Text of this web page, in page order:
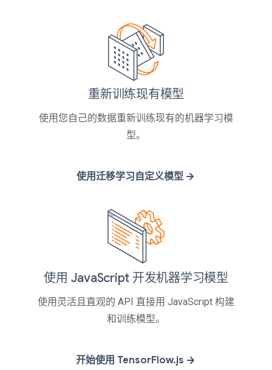
重新训练现有模型
使用您自己的数据重新训练现有的机器学习模
型。
使用迁移学习自定义模型
使用 JavaScript 开发机器学习模型
使用灵活且直观的 API 直接用 JavaScript 构建
和训练模型。
开始使用 TensorFlow.js